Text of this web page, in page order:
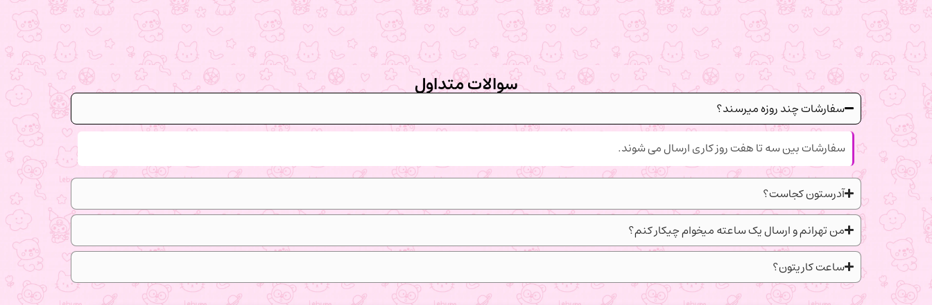
سوالات متداول
سفارشات چند روزه میرسند؟
سفارشات بین سه تا هفت روز کاری ارسال می شوند.
آدرستون کجاست؟
من تهرانم و ارسال یک ساعته میخوام چیکار کنم؟
ساعت کاریتون؟